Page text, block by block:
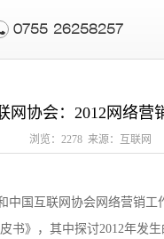
0755-26258257
网协会：2012网络营
浏览：2278 来源：互联网
国互联网协会网络营销工
皮书》，其中探讨2012年发